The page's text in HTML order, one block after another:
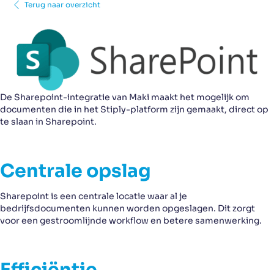
Terug naar overzicht
De Sharepoint-integratie van Maki maakt het mogelijk om
documenten die in het Stiply-platform zijn gemaakt, direct op
te slaan in Sharepoint.
Centrale opslag
Sharepoint is een centrale locatie waar al je
bedrijfsdocumenten kunnen worden opgeslagen. Dit zorgt
voor een gestroomlijnde workflow en betere samenwerking.